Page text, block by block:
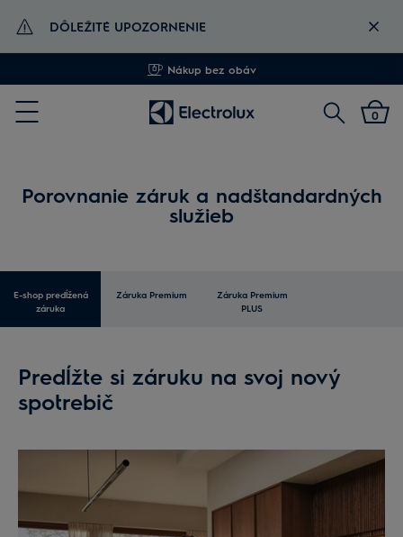
DÔLEŽITÉ UPOZORNENIE
Doručenie zadarmo od 60 €
Menu
Vyhľadať
0
Porovnanie záruk a nadštandardných
služieb
E-shop predĺžená
záruka
Záruka Premium
Záruka Premium
PLUS
Predĺžte si záruku na svoj nový
spotrebič